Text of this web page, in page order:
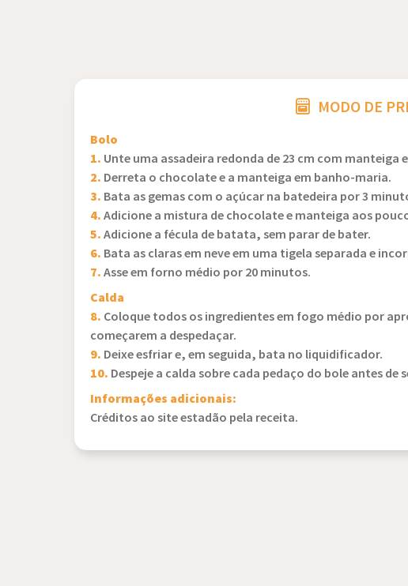
MODO DE
Bolo
1. Unte uma assadeira redonda de 23 cm com manteiga
2. Derreta o chocolate e a manteiga em banho-maria.
3. Bata as gemas com o açúcar na batedeira por 3
4.Adicione a mistura de chocolate e manteiga aos
5.Adicione a fécula de batata, sem parar de bater.
6. Bata as claras em neve em uma tigela separada e
7.Asse em forno médio por 20 minutos.
Calda
8. Coloque todos os ingredientes em fogo médio por
começarem a despedaçar.
9. Deixe esfriar e, em seguida, bata no liquidificador.
10. Despeje a calda sobre cada pedaço do bole antes de
Informações adicionais:
Créditos ao site estadão pela receita.